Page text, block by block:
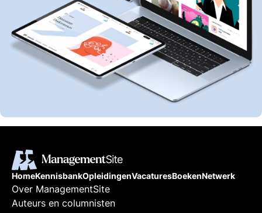
HomeKennisbankOpleidingenVacaturesBoekenNetwerk
Over ManagementSite
Auteurs en columnisten